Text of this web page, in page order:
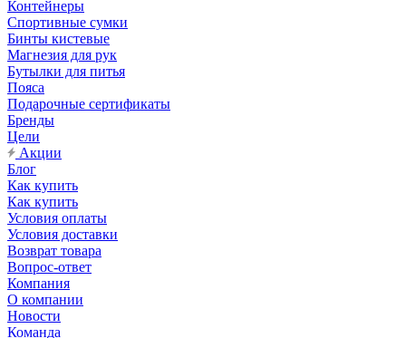
Контейнеры
Спортивные сумки
Бинты кистевые
Магнезия для рук
Бутылки для питья
Пояса
Подарочные сертификаты
Бренды
Цели
Акции
Блог
Как купить
Как купить
Условия оплаты
Условия доставки
Возврат товара
Вопрос-ответ
Компания
О компании
Новости
Команда